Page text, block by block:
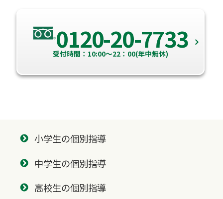
0120-20-7733
受付時間：10:00～22：00(年中無休)
小学生の個別指導
中学生の個別指導
高校生の個別指導